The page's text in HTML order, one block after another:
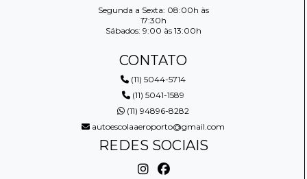
Segunda a Sexta: 08:00h às
17:30h
Sábados: 9:00 às 13:00h
CONTATO
(11) 5044-5714
(11) 5041-1589
(11) 94896-8282
autoescolaaeroporto@gmail.com
REDES SOCIAIS